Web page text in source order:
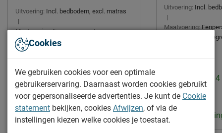
Uitvoering: Incl. bedbodem, excl. matras
|
Maatvoering: Eenpersoons |
Montage: niet inbegrepen
Levertijd: 2 tot 4 weken
269.-
Gratis verzending
Uitvoering: Incl.
|
Maatvoering:
niet
Levertijd: 2 tot
438.95
Gratis
Cookies
We gebruiken cookies voor een optimale
gebruikerservaring. Daarnaast worden cookies gebruikt
voor gepersonaliseerde advertenties. Je kunt de Cookie
statement bekijken, cookies Afwijzen, of via de
instellingen kiezen welke cookies je toestaat.